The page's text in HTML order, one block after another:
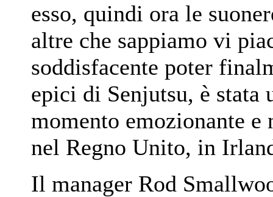
esso, quindi ora le
altre che sappiamo vi
soddisfacente poter
epici di Senjutsu, è stata
momento emozionante
nel Regno Unito, in
Il manager Rod